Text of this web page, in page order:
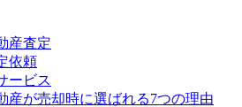
産査定
依頼
ービス
産が売却時に選ばれる7つの理由